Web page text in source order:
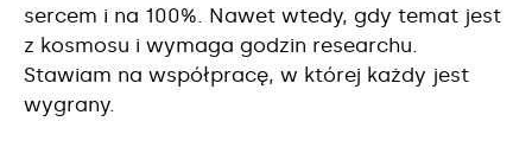
sercem i na 100%. Nawet wtedy, gdy temat jest
z kosmosu i wymaga godzin researchu.
Stawiam na współpracę, w której każdy jest
wygrany.